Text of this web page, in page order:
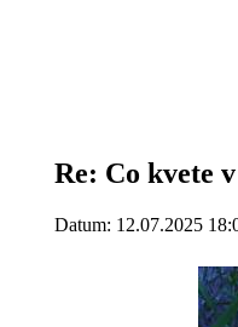
Re: Co kvete
Datum: 12.07.2025